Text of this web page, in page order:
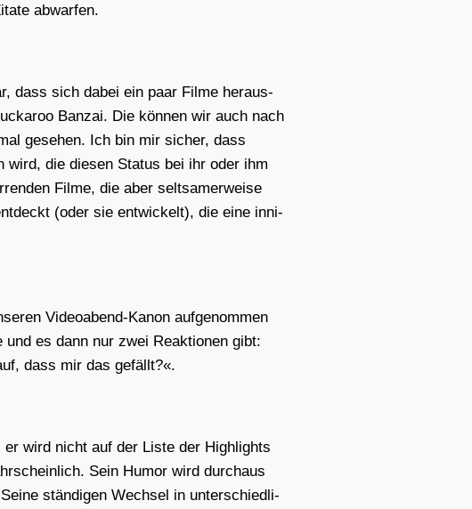
abwar­fen.
dass sich dabei ein paar Fil­me her­aus­
Ban­zai. Die kön­nen wir auch nach
gese­hen. Ich bin mir sicher, dass
die die­sen Sta­tus bei ihr oder ihm
Fil­me, die aber selt­sa­mer­wei­se
(oder sie ent­wi­ckelt), die eine inni­
Video­abend-Kanon auf­ge­nom­men
es dann nur zwei Reak­tio­nen gibt:
dass mir das gefällt?«.
wird nicht auf der Lis­te der High­lights
Sein Humor wird durch­aus
stän­di­gen Wech­sel in unter­schied­li­